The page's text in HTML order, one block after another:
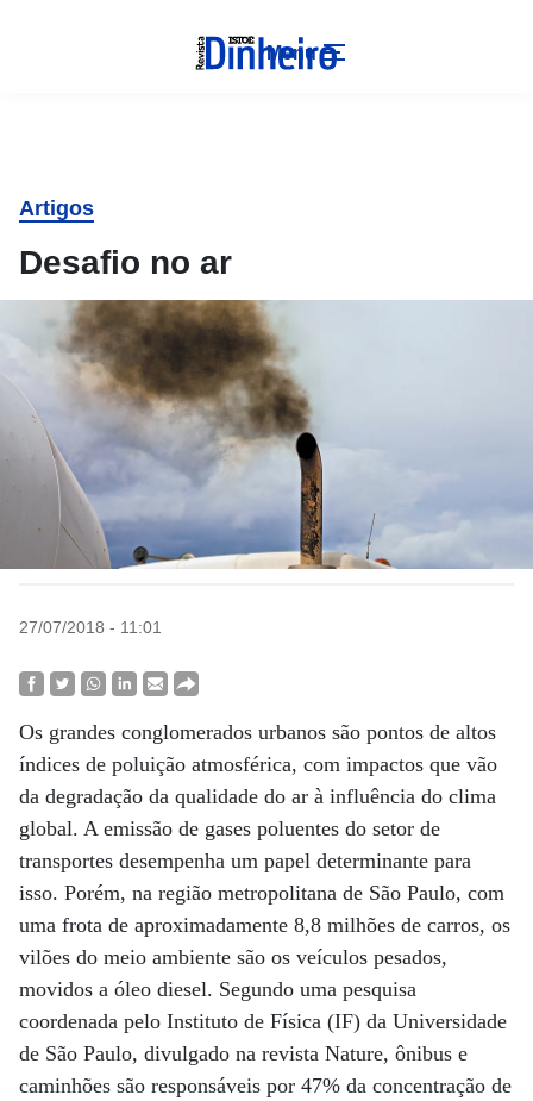
Menu
Artigos
Desafio no ar
27/07/2018 - 11:01
Os grandes conglomerados urbanos são pontos de altos
índices de poluição atmosférica, com impactos que vão
da degradação da qualidade do ar à influência do clima
global. A emissão de gases poluentes do setor de
transportes desempenha um papel determinante para
isso. Porém, na região metropolitana de São Paulo, com
uma frota de aproximadamente 8,8 milhões de carros, os
vilões do meio ambiente são os veículos pesados,
movidos a óleo diesel. Segundo uma pesquisa
coordenada pelo Instituto de Física (IF) da Universidade
de São Paulo, divulgado na revista Nature, ônibus e
caminhões são responsáveis por 47% da concentração de